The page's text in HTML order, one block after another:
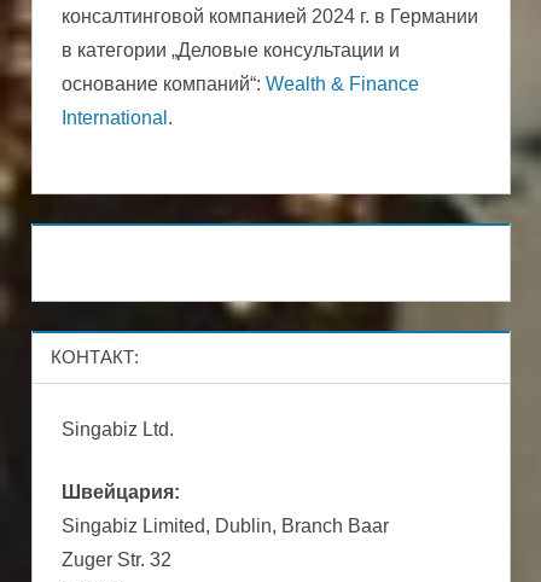
консалтинговой компанией 2024 г. в Германии
в категории „Деловые консультации и
основание компаний“: Wealth & Finance
International .
КОНТАКТ:
Singabiz Ltd.
Швейцария:
Singabiz Limited, Dublin, Branch Baar
Zuger Str. 32